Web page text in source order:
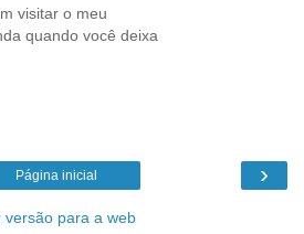
visitar o meu
quando você deixa
›
Página inicial
versão para a web